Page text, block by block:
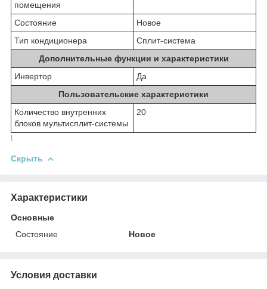
помещения
Состояние
Новое
Тип кондиционера
Сплит-система
Дополнительные функции и характеристики
Инвертор
Да
Пользовательские характеристики
Количество внутренних
блоков мультисплит-системы
20
l
Скрыть
Характеристики
Основные
Состояние
Новое
Условия доставки